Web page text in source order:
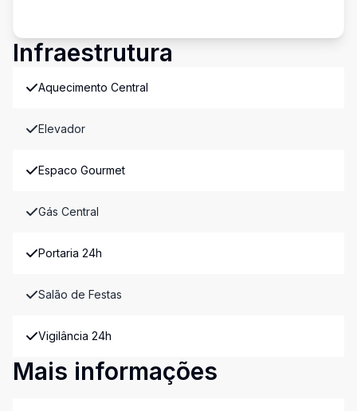
Infraestrutura
Aquecimento Central
Elevador
Espaco Gourmet
Gás Central
Portaria 24h
Salão de Festas
Vigilância 24h
Mais informações